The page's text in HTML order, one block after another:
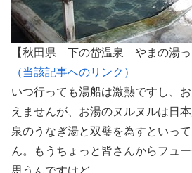
【秋田県 下の岱温泉 やまの湯っ
（当該記事へのリンク）
いつ行っても湯船は激熱ですし、
えませんが、お湯のヌルヌルは日
泉のうなぎ湯と双璧を為すといっ
ん。もうちょっと皆さんからフュ
思うんですけど…。